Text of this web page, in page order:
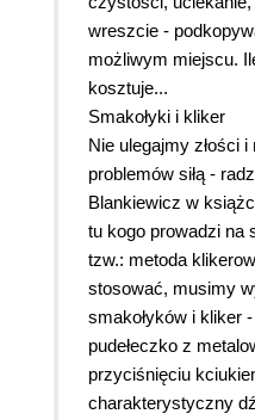
wreszcie -
możliwym miejscu.
kosztuje...
Smakołyki i kliker
Nie ulegajmy złości
problemów siłą -
Blankiewicz w
tu kogo prowadzi na
tzw.: metoda
stosować, musimy
smakołyków i kliker
pudełeczko z
przyciśnięciu
charakterystyczny